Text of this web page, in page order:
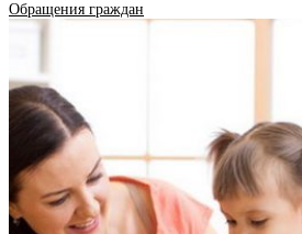
Обращения граждан